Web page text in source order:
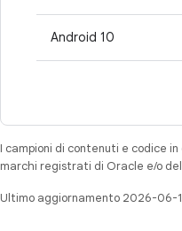
Android 10
I campioni di contenuti e codice
marchi registrati di Oracle e/o
Ultimo aggiornamento 2026-06-